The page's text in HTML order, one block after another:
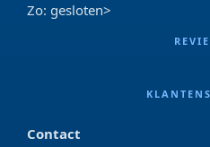
Zo: gesloten>
Contact